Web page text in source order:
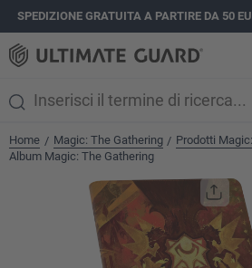
principale
SPEDIZIONE GRATUITA A PARTIRE DA 50
Home / Magic: The Gathering / Prodotti
Album Magic: The Gathering
Salta la galleria di immagini